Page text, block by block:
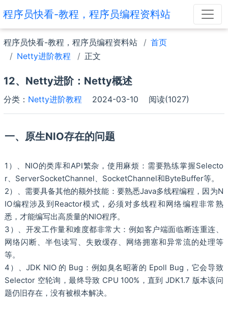
程序员快看-教程，程序员编程资料站
程序员快看-教程，程序员编程资料站
首页
Netty进阶教程
正文
12、Netty进阶：Netty概述
分类： Netty进阶教程 2024-03-10 阅读(1027)
一、原生NIO存在的问题
1）、NIO的类库和API繁杂，使用麻烦：需要熟练掌握Selecto
r、ServerSocketChannel、SocketChannel和ByteBuffer等。
2）、需要具备其他的额外技能：要熟悉Java多线程编程，因为N
IO编程涉及到Reactor模式，必须对多线程和网络编程非常熟
悉，才能编写出高质量的NIO程序。
3）、开发工作量和难度都非常大：例如客户端面临断连重连、
网络闪断、半包读写、失败缓存、网络拥塞和异常流的处理等
等。
4）、JDK NIO 的 Bug：例如臭名昭著的 Epoll Bug，它会导致
Selector 空轮询，最终导致 CPU 100%，直到 JDK1.7 版本该问
题仍旧存在，没有被根本解决。